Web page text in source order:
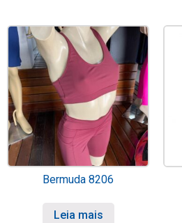
Bermuda 8206
Leia mais